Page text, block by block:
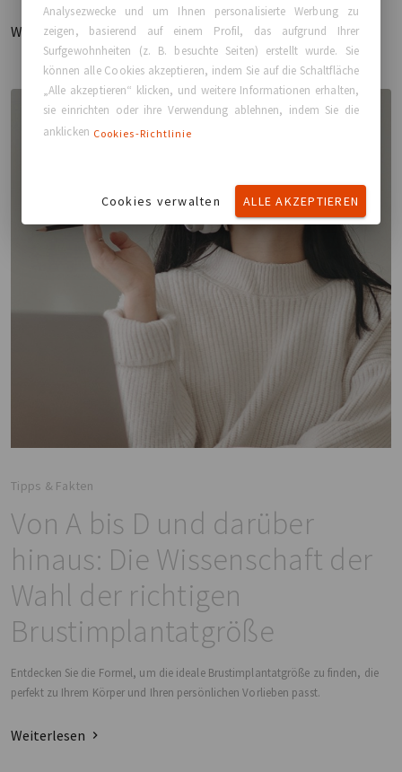
Weiterlesen
Tipps & Fakten
Von A bis D und darüber
hinaus: Die Wissenschaft der
Wahl der richtigen
Brustimplantatgröße
Entdecken Sie die Formel, um die ideale Brustimplantatgröße zu finden, die
perfekt zu Ihrem Körper und Ihren persönlichen Vorlieben passt.
Weiterlesen
Analysezwecke und um Ihnen personalisierte Werbung zu
zeigen, basierend auf einem Profil, das aufgrund Ihrer
Surfgewohnheiten (z. B. besuchte Seiten) erstellt wurde. Sie
können alle Cookies akzeptieren, indem Sie auf die Schaltfläche
„Alle akzeptieren“ klicken, und weitere Informationen erhalten,
sie einrichten oder ihre Verwendung ablehnen, indem Sie die
anklicken Cookies-Richtlinie
Cookies verwalten ALLE AKZEPTIEREN